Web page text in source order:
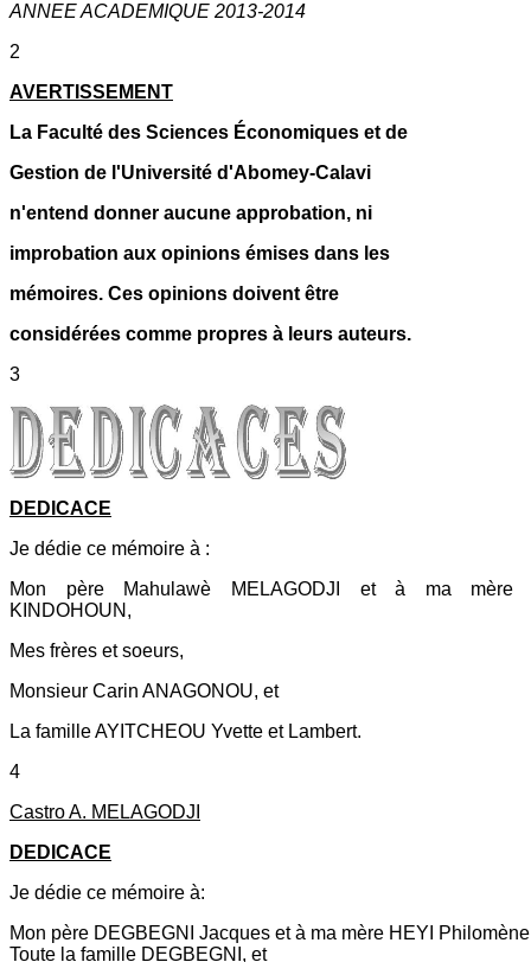
ANNEE ACADEMIQUE 2013-2014
2
AVERTISSEMENT
La Faculté des Sciences Économiques et de
Gestion de l'Université d'Abomey-Calavi
n'entend donner aucune approbation, ni
improbation aux opinions émises dans les
mémoires. Ces opinions doivent être
considérées comme propres à leurs auteurs.
3
DEDICACE
Je dédie ce mémoire à :
Mon père Mahulawè MELAGODJI et à ma mère
KINDOHOUN,
Mes frères et soeurs,
Monsieur Carin ANAGONOU, et
La famille AYITCHEOU Yvette et Lambert.
4
Castro A. MELAGODJI
DEDICACE
Je dédie ce mémoire à:
Mon père DEGBEGNI Jacques et à ma mère HEYI
Toute la famille DEGBEGNI, et